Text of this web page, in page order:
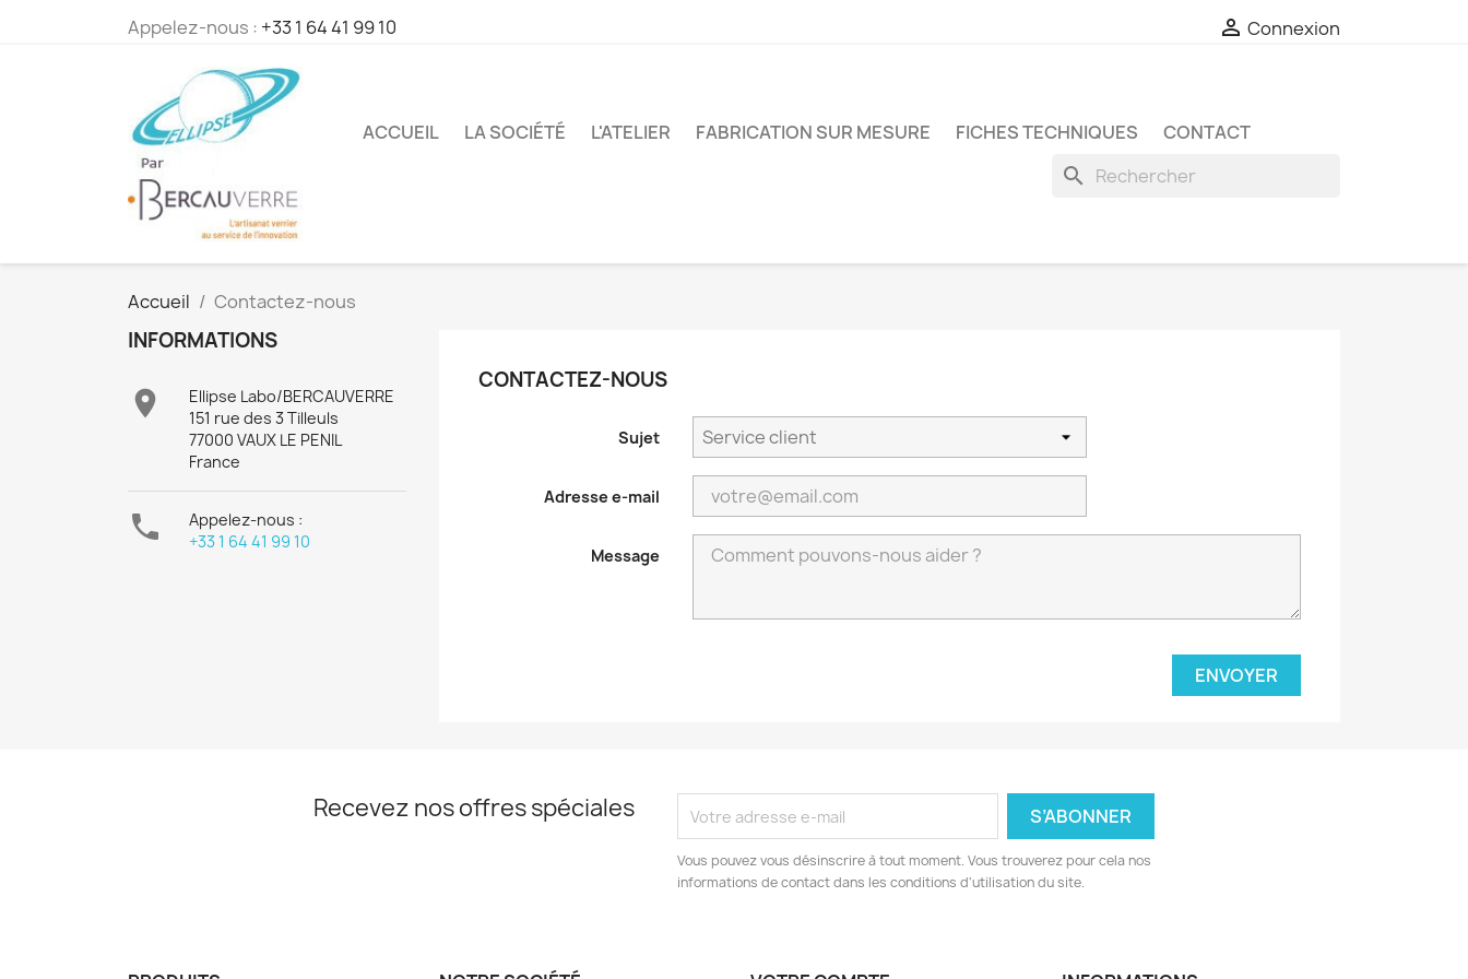
Appelez-nous : +33 1 64 41 99 10  Connexion
ACCUEIL LA SOCIÉTÉ L'ATELIER FABRICATION SUR MESURE FICHES TECHNIQUES CONTACT
search
Accueil Contactez-nous
INFORMATIONS

Ellipse Labo/BERCAUVERRE
151 rue des 3 Tilleuls
77000 VAUX LE PENIL
France

Appelez-nous :
+33 1 64 41 99 10
CONTACTEZ-NOUS
Sujet
Adresse e-mail
Message
Recevez nos offres spéciales
Vous pouvez vous désinscrire à tout moment. Vous trouverez pour cela nos
informations de contact dans les conditions d'utilisation du site.